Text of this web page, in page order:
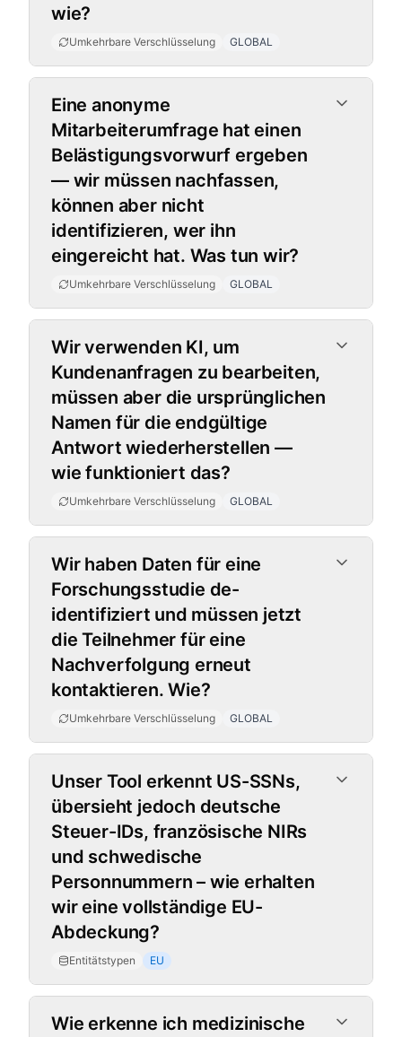
wie?
Umkehrbare Verschlüsselung GLOBAL
Eine anonyme
Mitarbeiterumfrage hat einen
Belästigungsvorwurf ergeben
— wir müssen nachfassen,
können aber nicht
identifizieren, wer ihn
eingereicht hat. Was tun wir?
Umkehrbare Verschlüsselung GLOBAL
Wir verwenden KI, um
Kundenanfragen zu bearbeiten,
müssen aber die ursprünglichen
Namen für die endgültige
Antwort wiederherstellen —
wie funktioniert das?
Umkehrbare Verschlüsselung GLOBAL
Wir haben Daten für eine
Forschungsstudie de-
identifiziert und müssen jetzt
die Teilnehmer für eine
Nachverfolgung erneut
kontaktieren. Wie?
Umkehrbare Verschlüsselung GLOBAL
Entitätstypen
Unser Tool erkennt US-SSNs,
übersieht jedoch deutsche
Steuer-IDs, französische NIRs
und schwedische
Personnummern – wie erhalten
wir eine vollständige EU-
Abdeckung?
Entitätstypen EU
Wie erkenne ich medizinische